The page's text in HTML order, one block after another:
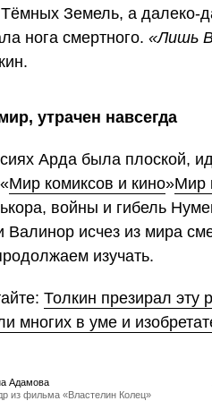
Тёмных Земель, а
нога смертного. «Лишь
утрачен навсегда
Арда была плоской,
Мир комиксов и кино»Мир
войны и гибель
Валинор исчез из мира
изучать.
Толкин презирал эту
многих в уме и
из фильма «Властелин Колец»
Адамова